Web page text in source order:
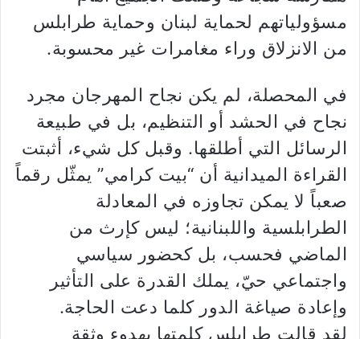
مسؤولياتهم لحماية لبنان وحماية طرابلس
من الانزلاق وراء مغامرات غير محسوبة.
في المحصلة، لم يكن نجاح المهرجان مجرد
نجاح في الحشد أو التنظيم، بل في طبيعة
الرسائل التي أطلقها. وقبل كل شيء، أثبتت
القراءة الميدانية أن “بيت كرامي” يمثّل رقماً
صعباً لا يمكن تجاوزه في المعادلة
الطرابلسية واللبنانية؛ ليس كإرث من
الماضي فحسب، بل كحضور سياسي
واجتماعي حيّ، يملك القدرة على التأثير
وإعادة صياغة الدور كلما دعت الحاجة.
لقد قالت طرابلس كلمتها بهدوء وثقة